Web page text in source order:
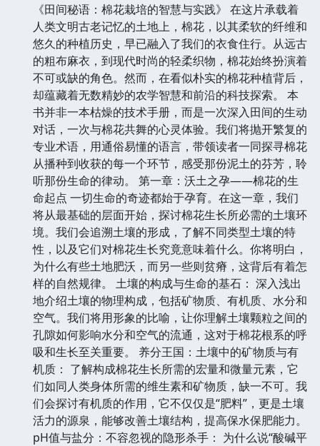
《田间秘语：棉花栽培的智慧与实践》 在这片承载着
人类文明古老记忆的土地上，棉花，以其柔软的纤维和
悠久的种植历史，早已融入了我们的衣食住行。从远古
的粗布麻衣，到现代时尚的轻柔织物，棉花始终扮演着
不可或缺的角色。然而，在看似朴实的棉花种植背后，
却蕴藏着无数精妙的农学智慧和前沿的科技探索。 本
书并非一本枯燥的技术手册，而是一次深入田间的生动
对话，一次与棉花共舞的心灵体验。我们将抛开繁复的
专业术语，用通俗易懂的语言，带领读者一同探寻棉花
从播种到收获的每一个环节，感受那份泥土的芬芳，聆
听那份生命的律动。 第一章：沃土之孕——棉花的生
命起点 一切生命的奇迹都始于孕育。在这一章，我们
将从最基础的层面开始，探讨棉花生长所必需的土壤环
境。我们会追溯土壤的形成，了解不同类型土壤的特
性，以及它们对棉花生长究竟意味着什么。你将明白，
为什么有些土地肥沃，而另一些则贫瘠，这背后有着怎
样的自然规律。 土壤的构成与生命的基石： 深入浅出
地介绍土壤的物理构成，包括矿物质、有机质、水分和
空气。我们将用形象的比喻，让你理解土壤颗粒之间的
孔隙如何影响水分和空气的流通，这对于棉花根系的呼
吸和生长至关重要。 养分王国：土壤中的矿物质与有
机质： 了解构成棉花生长所需的宏量和微量元素，它
们如同人类身体所需的维生素和矿物质，缺一不可。我
们会探讨有机质的作用，它不仅仅是“肥料”，更是土壤
活力的源泉，能够改善土壤结构，提高保水保肥能力。
pH值与盐分：不容忽视的隐形杀手： 为什么说“酸碱平